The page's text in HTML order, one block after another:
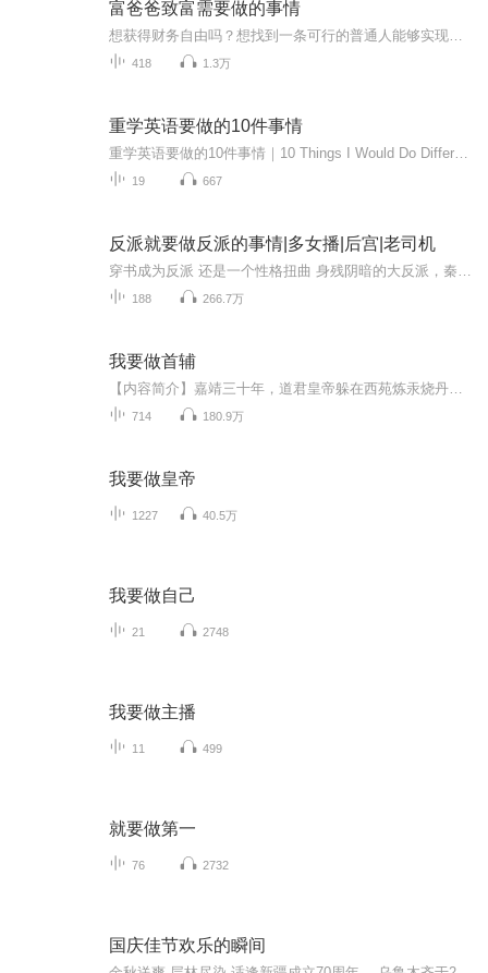
富爸爸致富需要做的事情
418 1.3万
重学英语要做的10件事情
19 667
反派就要做反派的事情|多女播|后宫|老司机
188 266.7万
我要做首辅
714 180.9万
我要做皇帝
1227 40.5万
我要做自己
21 2748
我要做主播
11 499
就要做第一
76 2732
国庆佳节欢乐的瞬间